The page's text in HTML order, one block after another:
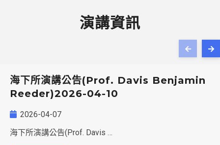
演講資訊
海下所演講公告(Prof. Davis Benjamin
Reeder)2026-04-10
2026-04-07
海下所演講公告(Prof. Davis …